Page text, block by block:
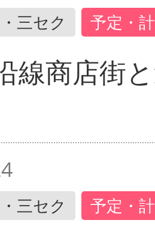
三セク 予定・
商店街
三セク 予定・